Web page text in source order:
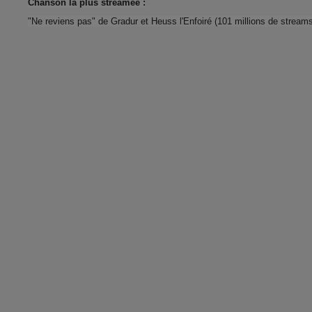
Chanson la plus streamée :
"Ne reviens pas" de Gradur et Heuss l'Enfoiré (101 millions de